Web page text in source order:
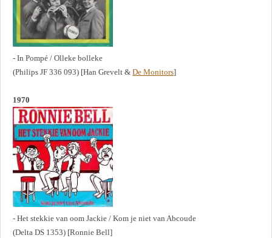
- In Pompé / Olleke bolleke
(Philips JF 336 093) [Han Grevelt & De Monitors]
1970
- Het stekkie van oom Jackie / Kom je niet van Abcoude
(Delta DS 1353) [Ronnie Bell]